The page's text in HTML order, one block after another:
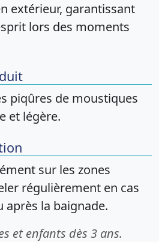
extérieur, garantissant
lors des moments
piqûres de moustiques
et légère.
sur les zones
régulièrement en cas
la baignade.
et enfants dès 3 ans.